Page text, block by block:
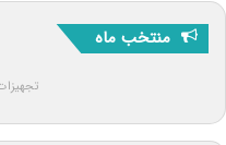
منتخب ماه